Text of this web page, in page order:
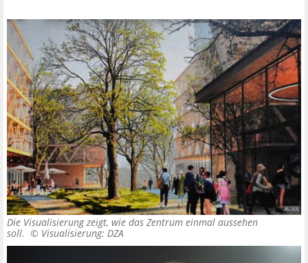
Die Visualisierung zeigt, wie das Zentrum einmal aussehen
soll. © Visualisierung: DZA